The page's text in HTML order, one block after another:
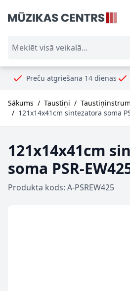
atgriešana 14 dienas
Sākums / Taustiņi /
/ 121x14x41cm sintezatora soma
121x14x41cm
soma PSR-
Produkta kods: A-PSREW425